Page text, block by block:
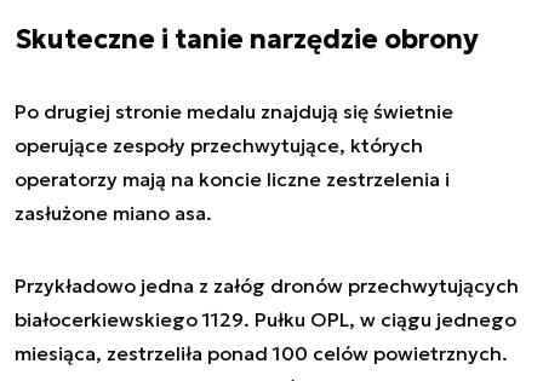
Skuteczne i tanie narzędzie obrony
Po drugiej stronie medalu znajdują się świetnie
operujące zespoły przechwytujące, których
operatorzy mają na koncie liczne zestrzelenia i
zasłużone miano asa.
Przykładowo jedna z załóg dronów przechwytujących
białocerkiewskiego 1129. Pułku OPL, w ciągu jednego
miesiąca, zestrzeliła ponad 100 celów powietrznych.